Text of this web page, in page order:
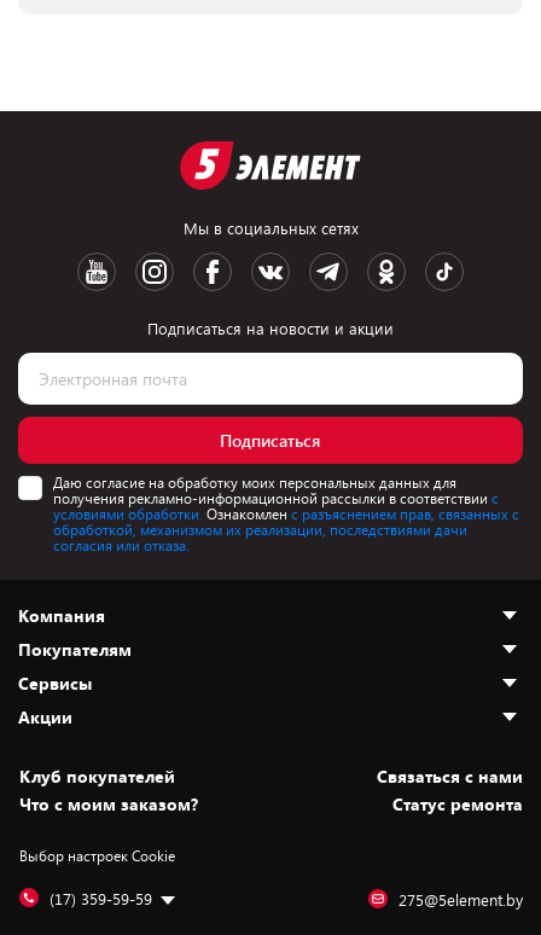
Мы в социальных сетях
Подписаться на новости и акции
Подписаться
Даю согласие на обработку моих персональных данных для
получения рекламно-информационной рассылки в соответствии с
условиями обработки. Ознакомлен с разъяснением прав, связанных с
обработкой, механизмом их реализации, последствиями дачи
согласия или отказа.
Компания
О нас
Адреса магазинов
Новости
Статьи и обзоры
Вакансии
Дай пять добру!
Покупателям
Как сделать заказ
Оплата и доставка
Безналичный расчёт
Обмен и возврат товара
Обработка персональных данных
Подарочные карты
Сервисы
Установка техники
Для игровых консолей
Для мобильных устройств
Для компьютеров
Акции
Скидки и промокоды
Белорусские товары
Бонусы
Оплата частями
Клуб покупателей
Cвязаться с нами
Что с моим заказом?
Статус ремонта
Выбор настроек Cookie
(17) 359-59-59 275@5element.by